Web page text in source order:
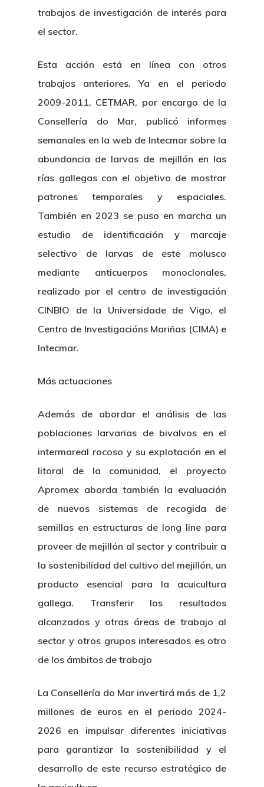
trabajos de investigación de interés para
el sector.
Esta acción está en línea con otros
trabajos anteriores. Ya en el periodo
2009-2011, CETMAR, por encargo de la
Consellería do Mar, publicó informes
semanales en la web de Intecmar sobre la
abundancia de larvas de mejillón en las
rías gallegas con el objetivo de mostrar
patrones temporales y espaciales.
También en 2023 se puso en marcha un
estudio de identificación y marcaje
selectivo de larvas de este molusco
mediante anticuerpos monoclonales,
realizado por el centro de investigación
CINBIO de la Universidade de Vigo, el
Centro de Investigacións Mariñas (CIMA) e
Intecmar.
Más actuaciones
Además de abordar el análisis de las
poblaciones larvarias de bivalvos en el
intermareal rocoso y su explotación en el
litoral de la comunidad, el proyecto
Apromex aborda también la evaluación
de nuevos sistemas de recogida de
semillas en estructuras de long line para
proveer de mejillón al sector y contribuir a
la sostenibilidad del cultivo del mejillón, un
producto esencial para la acuicultura
gallega. Transferir los resultados
alcanzados y otras áreas de trabajo al
sector y otros grupos interesados es otro
de los ámbitos de trabajo
La Consellería do Mar invertirá más de 1,2
millones de euros en el periodo 2024-
2026 en impulsar diferentes iniciativas
para garantizar la sostenibilidad y el
desarrollo de este recurso estratégico de
Organización
Directorio De Personal
Patronato
Novedades
Eventos
Proyectos
Publicaciones